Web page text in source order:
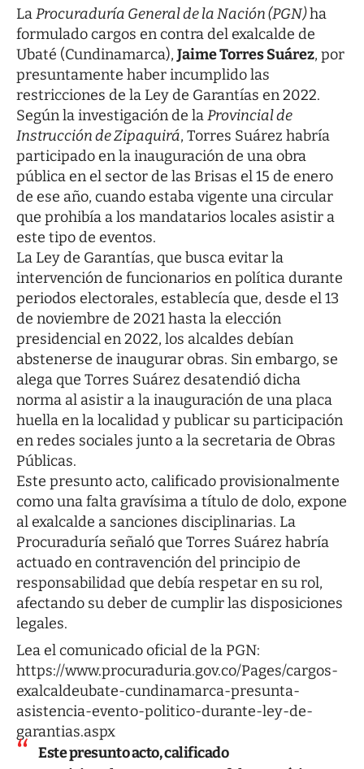
LaProcuraduría General de la Nación (PGN)ha
formulado cargos en contra del exalcalde de
Ubaté (Cundinamarca), Jaime Torres Suárez, por
presuntamente haber incumplido las
restricciones de la Ley de Garantías en 2022.
Según la investigación de laProvincial de
Instrucción de Zipaquirá, Torres Suárez habría
participado en la inauguración de una obra
pública en el sector de las Brisas el 15 de enero
de ese año, cuando estaba vigente una circular
que prohibía a los mandatarios locales asistir a
este tipo de eventos.
La Ley de Garantías, que busca evitar la
intervención de funcionarios en política durante
periodos electorales, establecía que, desde el 13
de noviembre de 2021 hasta la elección
presidencial en 2022, los alcaldes debían
abstenerse de inaugurar obras. Sin embargo, se
alega que Torres Suárez desatendió dicha
norma al asistir a la inauguración de una placa
huella en la localidad y publicar su participación
en redes sociales junto a la secretaria de Obras
Públicas.
Este presunto acto, calificado provisionalmente
como una falta gravísima a título de dolo, expone
al exalcalde a sanciones disciplinarias. La
Procuraduría señaló que Torres Suárez habría
actuado en contravención del principio de
responsabilidad que debía respetar en su rol,
afectando su deber de cumplir las disposiciones
legales.
Lea el comunicado oficial de la PGN:
https://www.procuraduria.gov.co/Pages/cargos-
exalcaldeubate-cundinamarca-presunta-
asistencia-evento-politico-durante-ley-de-
garantias.aspx
Este presunto acto, calificado